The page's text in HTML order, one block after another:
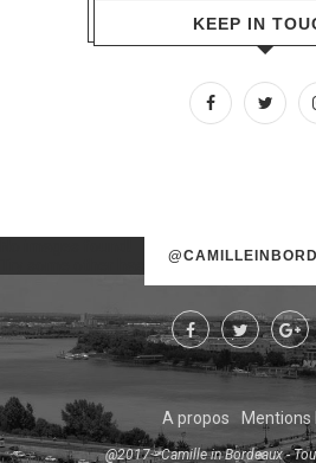
KEEP IN
Try some other hashtag or username
A propos Mentions
@2017 - Camille in Bordeaux -